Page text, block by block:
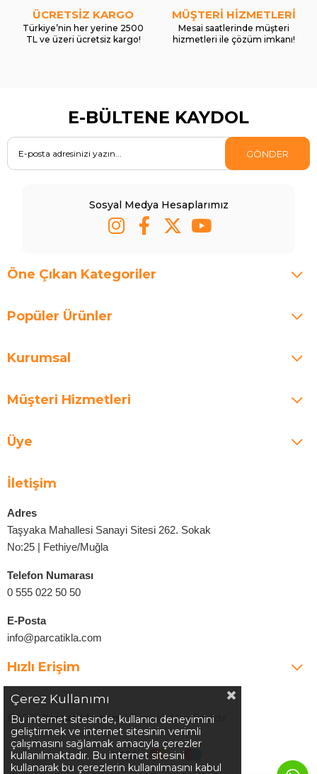
ÜCRETSİZ KARGO
Türkiye’nin her yerine 2500
TL ve üzeri ücretsiz kargo!
MÜŞTERİ HİZMETLERİ
Mesai saatlerinde müşteri
hizmetleri ile çözüm imkanı!
E-BÜLTENE KAYDOL
GÖNDER
Sosyal Medya Hesaplarımız
Öne Çıkan Kategoriler
Popüler Ürünler
Kurumsal
Müşteri Hizmetleri
Üye
İletişim
Adres
Taşyaka Mahallesi Sanayi Sitesi 262. Sokak
No:25 | Fethiye/Muğla
Telefon Numarası
0 555 022 50 50
E-Posta
info@parcatikla.com
Hızlı Erişim
©2025Parcatikla.com| Tüm Hakları Saklıdır.
Çerez Kullanımı
Bu internet sitesinde, kullanıcı deneyimini
geliştirmek ve internet sitesinin verimli
çalışmasını sağlamak amacıyla çerezler
kullanılmaktadır. Bu internet sitesini
kullanarak bu çerezlerin kullanılmasını kabul